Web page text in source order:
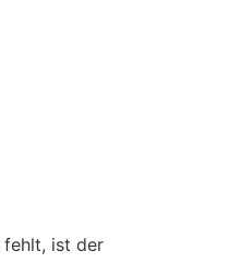
fehlt, ist der